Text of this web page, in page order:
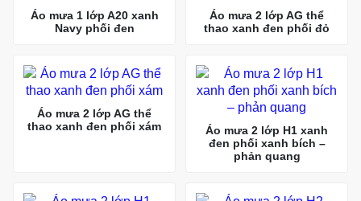
Áo mưa 1 lớp A20 xanh
Navy phối đen
Áo mưa 2 lớp AG thể
thao xanh đen phối đỏ
Áo mưa 2 lớp AG thể
thao xanh đen phối xám
Áo mưa 2 lớp H1 xanh
đen phối xanh bích –
phản quang